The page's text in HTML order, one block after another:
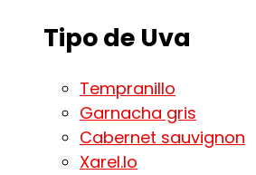
Tipo de Uva
Tempranillo
Garnacha gris
Cabernet sauvignon
Xarel.lo